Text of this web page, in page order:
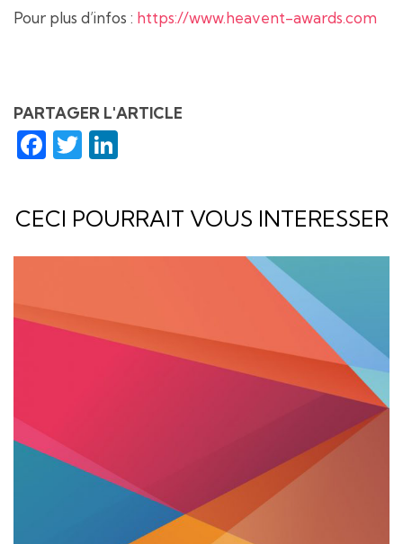
Pour plus d’infos : https://www.heavent-awards.com
PARTAGER L'ARTICLE
Facebook
Twitter
CECI POURRAIT VOUS INTERESSER